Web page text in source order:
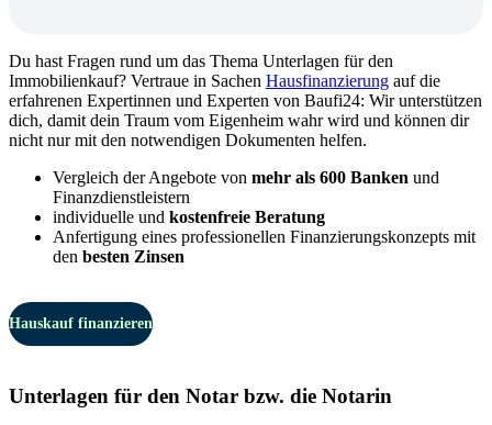
Du hast Fragen rund um das Thema Unterlagen für den
Immobilienkauf? Vertraue in Sachen Hausfinanzierung auf die
erfahrenen Expertinnen und Experten von Baufi24: Wir unterstützen
dich, damit dein Traum vom Eigenheim wahr wird und können dir
nicht nur mit den notwendigen Dokumenten helfen.
Vergleich der Angebote von mehr als 600 Banken und
Finanzdienstleistern
individuelle und kostenfreie Beratung
Anfertigung eines professionellen Finanzierungskonzepts mit
den besten Zinsen
Hauskauf finanzieren
Unterlagen für den Notar bzw. die Notarin